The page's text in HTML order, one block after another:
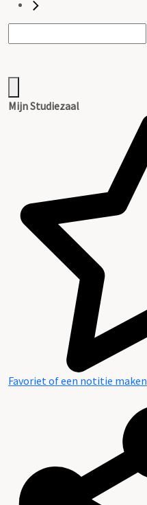
Mijn Studiezaal
Favoriet of een notitie maken